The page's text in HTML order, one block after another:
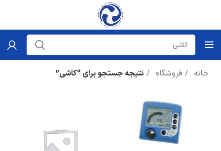
خانه فروشگاه نتیجه جستجو برای “کاشی”